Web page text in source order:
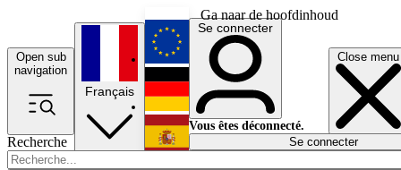
Ga naar de hoofdinhoud
Open sub
navigation
Close menu
Recherche
Français
English
Deutsch
Español
Se connecter
Vous êtes déconnecté.
Se connecter